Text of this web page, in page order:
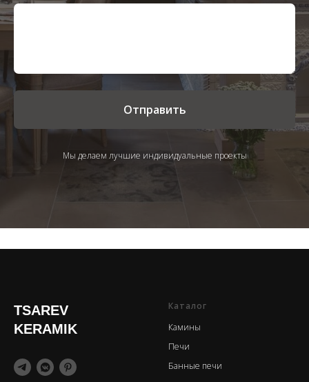
Отправить
Мы делаем лучшие индивидуальные проекты
TSAREV
KERAMIK
Каталог
Камины
Печи
Банные печи